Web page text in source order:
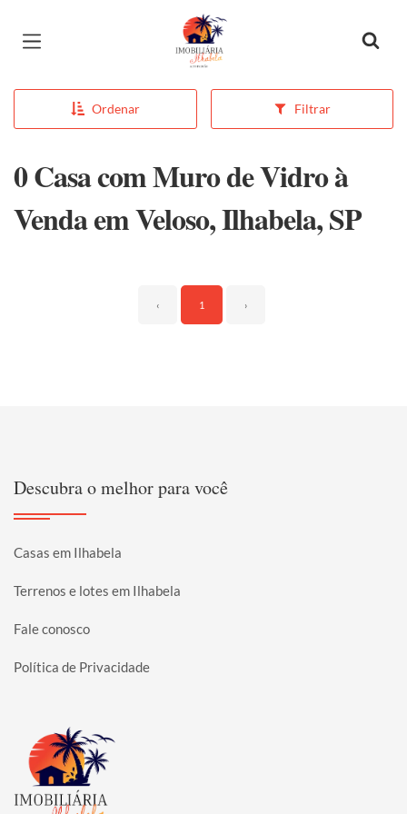
Página inicial
Ordenar Filtrar
0 Casa com Muro de Vidro à
Venda em Veloso, Ilhabela, SP
‹ 1 ›
Descubra o melhor para você
Casas em Ilhabela
Terrenos e lotes em Ilhabela
Fale conosco
Política de Privacidade
Página inicial